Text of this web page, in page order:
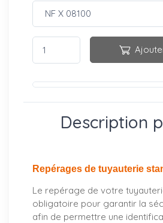
Description
Repérages de tuyauterie
Le repérage de votre
obligatoire pour garantir la
afin de permettre une